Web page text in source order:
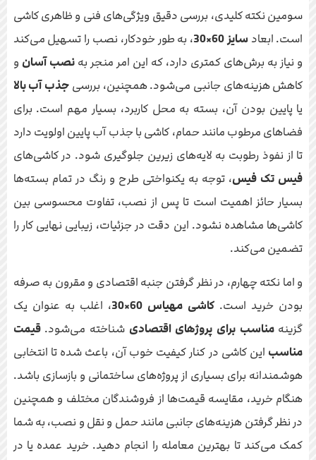
سومین نکته کلیدی، بررسی دقیق ویژگی‌های فنی و ظاهری کاشی
است. ابعاد سایز 60×30
، به طور خودکار، نصب را تسهیل می‌کند
و نیاز به برش‌های کمتری دارد، که این امر منجر بهنصب آسان و
کاهش هزینه‌های جانبی می‌شود. همچنین، بررسی جذب آب بالا
یا پایین بودن آن، بسته به محل کاربرد، بسیار مهم است. برای
فضاهای مرطوب مانند حمام، کاشی با جذب آب پایین اولویت دارد
تا از نفوذ رطوبت به لایه‌های زیرین جلوگیری شود. در کاشی‌های
فیس تک فیس، توجه به یکنواختی طرح و رنگ در تمام بسته‌ها
بسیار حائز اهمیت است تا پس از نصب، تفاوت محسوسی بین
کاشی‌ها مشاهده نشود. این دقت در جزئیات، زیبایی نهایی کار را
تضمین می‌کند.
و اما نکته چهارم، در نظر گرفتن جنبه اقتصادی و مقرون به صرفه
بودن خرید است.کاشی مهیاس 60×30
، اغلب به عنوان یک
گزینهمناسب برای پروژهای اقتصادی شناخته می‌شود.قیمت
مناسب این کاشی در کنار کیفیت خوب آن، باعث شده تا انتخابی
هوشمندانه برای بسیاری از پروژه‌های ساختمانی و بازسازی باشد.
هنگام خرید، مقایسه قیمت‌ها از فروشندگان مختلف و همچنین
در نظر گرفتن هزینه‌های جانبی مانند حمل و نقل و نصب، به شما
کمک می‌کند تا بهترین معامله را انجام دهید. خرید عمده یا در